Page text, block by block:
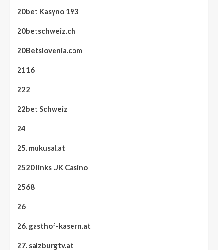
20bet Kasyno 193
20betschweiz.ch
20Betslovenia.com
2116
222
22bet Schweiz
24
25. mukusal.at
2520 links UK Casino
2568
26
26. gasthof-kasern.at
27. salzburgtv.at